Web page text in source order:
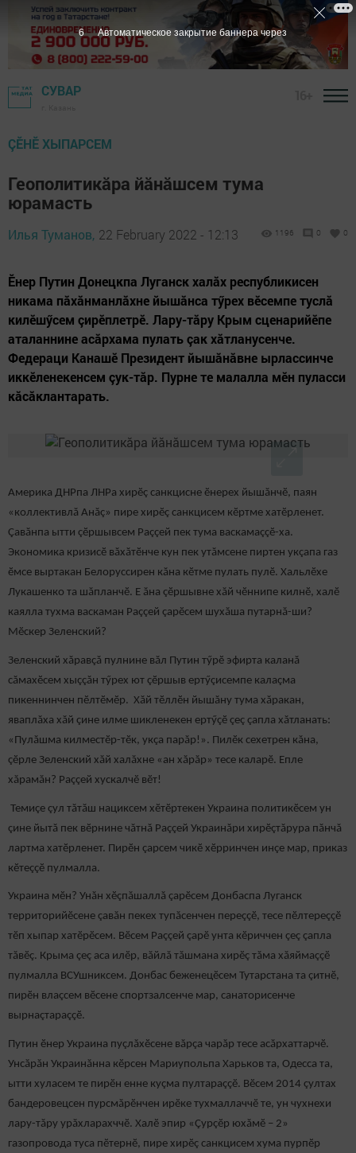
СУВАР
ÇӖНӖ ХЫПАРСЕМ
Геополитикăра йăнăшсем тума
юрамасть
Илья Туманов, 22 February 2022 - 12:13 1196 0 0
Ӗнер Путин Донецкпа Луганск халăх республикисен
никама пăхăнманлăхне йышăнса тӳрех вӗсемпе туслă
килӗшӳсем çирӗплетрӗ. Лару-тăру Крым сценарийӗпе
аталаннине асăрхама пулать çак хăтланусенче.
Федераци Канашӗ Президент йышăнăвне ырлассинче
иккӗленекенсем çук-тăр. Пурне те малалла мӗн пуласси
кăсăклантарать.
Америка ДНРпа ЛНРа хирӗç санкцисне ӗнерех йышăнчӗ, паян
«коллективлă Анăç» пире хирӗç санкцисем кӗртме хатӗрленет.
Çавăнпа ытти çӗршывсем Раççей пек тума васкамаççӗ-ха.
Экономика кризисӗ вăхăтӗнче кун пек утăмсене пиртен укçапа газ
ӗмсе выртакан Белоруссирен кăна кӗтме пулать пулӗ. Хальлӗхе
Лукашенко та шăпланчӗ. Е ăна çӗршывне хăй чӗннипе килнӗ, халӗ
каялла тухма васкаман Раççей çарӗсем шухăша путарнă-ши?
Мӗскер Зеленский?
Зеленский хăравçă пулнине вăл Путин тӳрӗ эфирта каланă
сăмахӗсем хыççăн тӳрех ют çӗршыв ертӳçисемпе калаçма
пикеннинчен пӗлтӗмӗр. Хăй тӗллӗн йышăну тума хăракан,
яваплăха хăй çине илме шикленекен ертӳçӗ çеç çапла хăтланать:
«Пулăшма килместӗр-тӗк, укçа парăр!». Пилӗк сехетрен кăна,
çӗрле Зеленский хăй халăхне «ан хăрăр» тесе каларӗ. Епле
хăрамăн? Раççей хускалчӗ вӗт!
Темиçе çул тăтăш нациксем хӗтӗртекен Украина политикӗсем ун
çине йытă пек вӗрнине чăтнă Раççей Украинăри хирӗçтăрура пăнчă
лартма хатӗрленет. Пирӗн çарсем чикӗ хӗрринчен инçе мар, приказ
кӗтеççӗ пулмалла.
Украина мӗн? Унăн хӗçпăшаллă çарӗсем Донбаспа Луганск
территорийӗсене çавăн пекех тупăсенчен переççӗ, тесе пӗлтереççӗ
тӗп хыпар хатӗрӗсем. Вӗсем Раççей çарӗ унта кӗриччен çеç çапла
тăвӗç. Крыма çеç аса илӗр, вăйлă тăшмана хирӗç тăма хăяймаççӗ
пулмалла ВСУшниксем. Донбас беженецӗсем Тутарстана та çитнӗ,
пирӗн влаçсем вӗсене спортзалсенче мар, санаторисенче
вырнаçтараççӗ.
Путин ӗнер Украина пуçлăхӗсене вăрçа чарăр тесе асăрхаттарчӗ.
Унсăрăн Украинăнна кӗрсен Мариупольпа Харьков та, Одесса та,
ытти хуласем те пирӗн енне куçма пултараççӗ. Вӗсем 2014 çултах
бандеровецсен пурсмăрӗнчен ирӗке тухмаллаччӗ те, ун чухнехи
лару-тăру урăхларахччӗ. Халӗ эпир «Çурçӗр юхăмӗ – 2»
газопровода туса пӗтернӗ, пире хирӗç санкцисем хума пурпӗр
5 Автоматическое закрытие баннера через